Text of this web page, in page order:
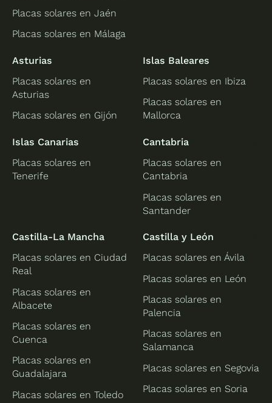
Placas solares en Jaén
Placas solares en Málaga
Asturias
Placas solares en
Asturias
Placas solares en Gijón
Islas Baleares
Placas solares en Ibiza
Placas solares en
Mallorca
Islas Canarias
Placas solares en
Tenerife
Cantabria
Placas solares en
Cantabria
Placas solares en
Santander
Castilla-La Mancha
Placas solares en Ciudad
Real
Placas solares en
Albacete
Placas solares en
Cuenca
Placas solares en
Guadalajara
Placas solares en Toledo
Castilla y León
Placas solares en Ávila
Placas solares en León
Placas solares en
Palencia
Placas solares en
Salamanca
Placas solares en Segovia
Placas solares en Soria